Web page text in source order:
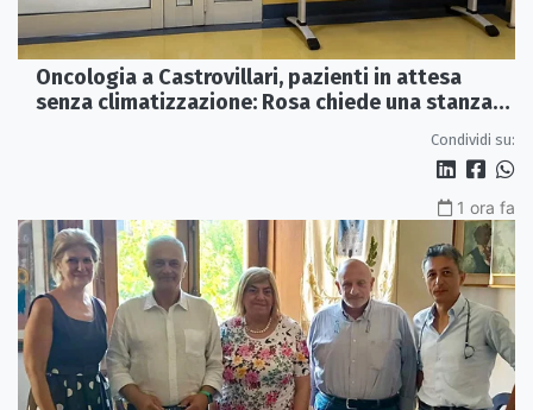
Oncologia a Castrovillari, pazienti in attesa
senza climatizzazione: Rosa chiede una stanza
Condividi su:
1 ora fa